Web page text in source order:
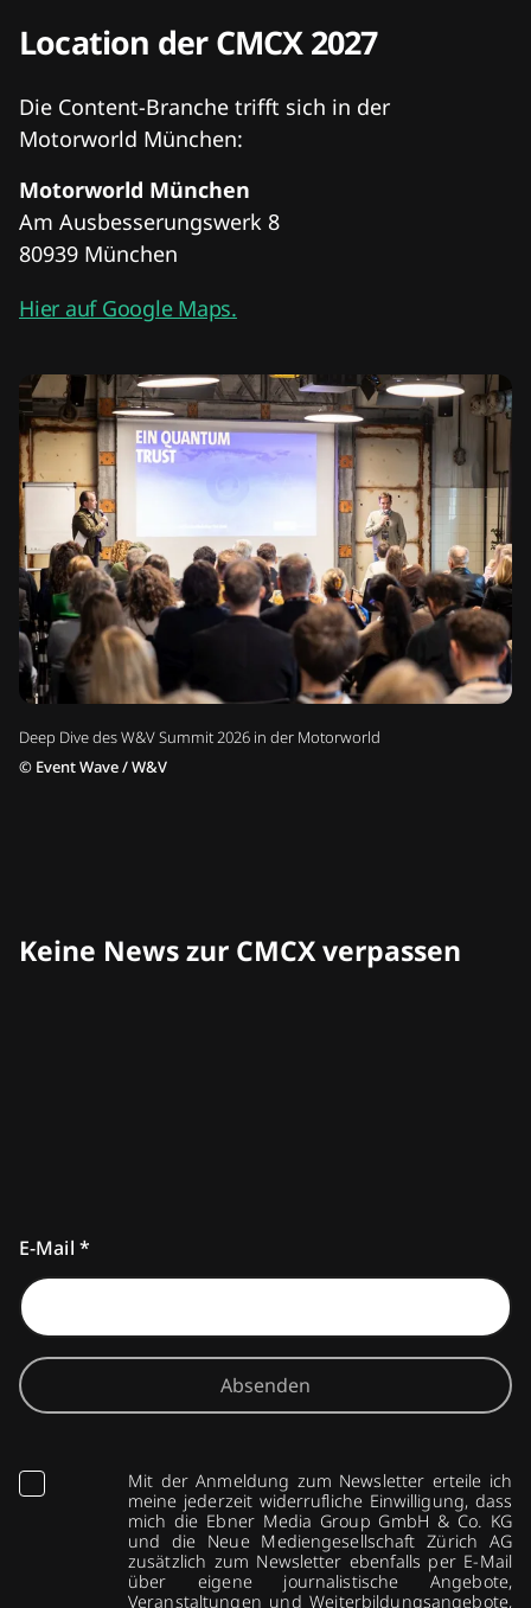
Deep Dive des W&V Summit 2026 in der Motorworld
© Event Wave / W&V
Location der CMCX 2027
Die Content-Branche trifft sich in der
Motorworld München:
Motorworld München
Am Ausbesserungswerk 8
80939 München
Hier auf Google Maps.
Keine News zur CMCX verpassen
E-Mail *
Absenden
Mit der Anmeldung zum Newsletter erteile ich
meine jederzeit widerrufliche Einwilligung, dass
mich die Ebner Media Group GmbH & Co. KG
und die Neue Mediengesellschaft Zürich AG
zusätzlich zum Newsletter ebenfalls per E-Mail
über eigene journalistische Angebote,
Veranstaltungen und Weiterbildungsangebote,